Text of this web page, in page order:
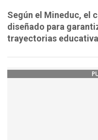
Según el Mineduc, el
diseñado para
trayectorias